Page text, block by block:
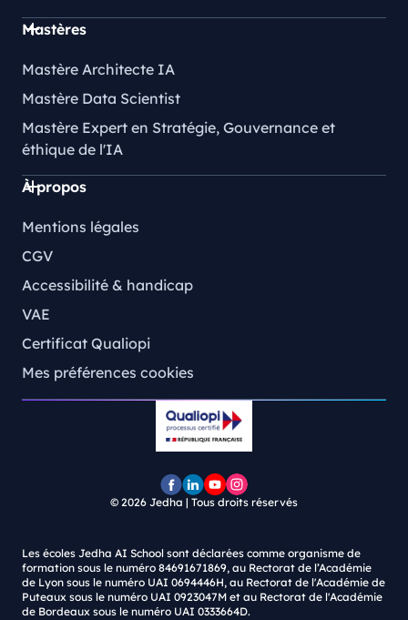
Mastères
Mastère Architecte IA
Mastère Data Scientist
Mastère Expert en Stratégie, Gouvernance et
éthique de l'IA
À propos
Mentions légales
CGV
Accessibilité & handicap
VAE
Certificat Qualiopi
Mes préférences cookies
Page
Jedha
Page
Jedha
Chaîne
Jedha
Pofil
Jedha
© 2026 Jedha | Tous droits réservés
Les écoles Jedha AI School sont déclarées comme organisme de
formation sous le numéro 84691671869, au Rectorat de l’Académie
de Lyon sous le numéro UAI 0694446H, au Rectorat de l'Académie de
Puteaux sous le numéro UAI 0923047M et au Rectorat de l'Académie
de Bordeaux sous le numéro UAI 0333664D.